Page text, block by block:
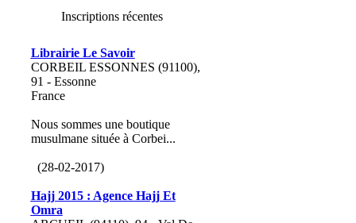
Inscriptions récentes
Librairie Le Savoir
CORBEIL ESSONNES (91100),
91 - Essonne
France
Nous sommes une boutique
musulmane située à Corbei...
(28-02-2017)
Hajj 2015 : Agence Hajj Et
Omra